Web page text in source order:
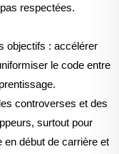
respectées.
objectifs : accélérer
le code entre
controverses et des
surtout pour
en début de carrière et